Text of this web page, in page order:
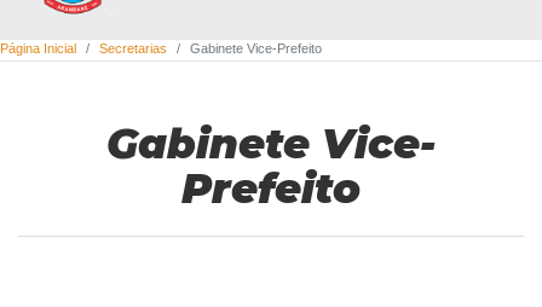
Página Inicial Secretarias Gabinete Vice-Prefeito
Gabinete Vice-
Prefeito